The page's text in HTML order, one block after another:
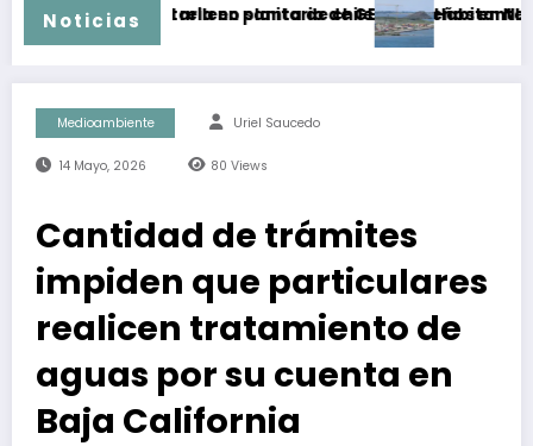
Noticias
clausurar el relleno sanitario de GEN
sanitaria en planta de chiles jalapeños en NL por
Habitantes de
Medioambiente Uriel Saucedo
14 Mayo, 2026 80 Views
Cantidad de trámites
impiden que particulares
realicen tratamiento de
aguas por su cuenta en
Baja California